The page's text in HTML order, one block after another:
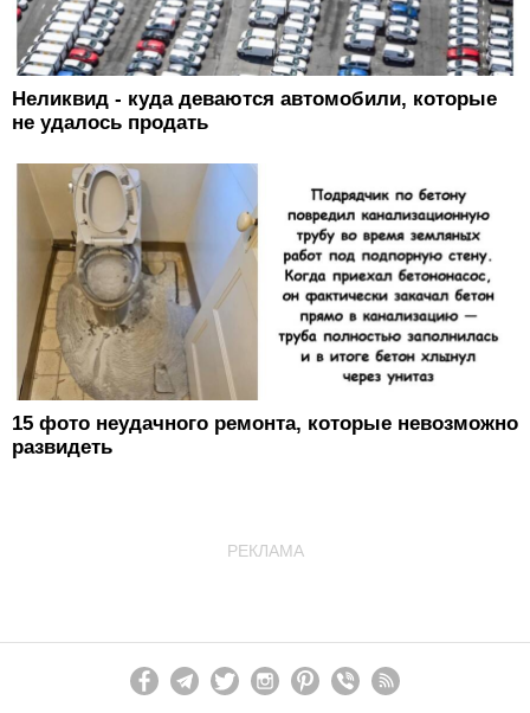
Неликвид - куда деваются автомобили, которые
не удалось продать
15 фото неудачного ремонта, которые невозможно
развидеть
РЕКЛАМА